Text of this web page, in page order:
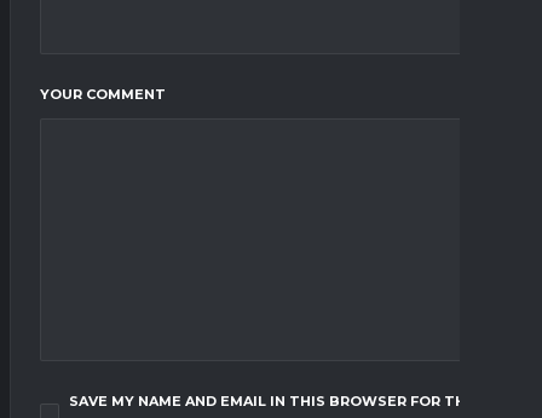
YOUR COMMENT
SAVE MY NAME AND EMAIL IN THIS BROWSER FOR THE